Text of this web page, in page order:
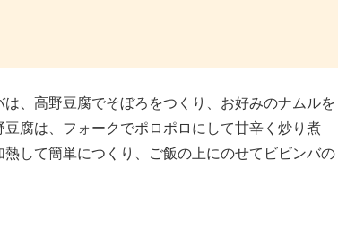
、高野豆腐でそぼろをつくり、お好みのナムルを
腐は、フォークでポロポロにして甘辛く炒り煮
して簡単につくり、ご飯の上にのせてビビンバの